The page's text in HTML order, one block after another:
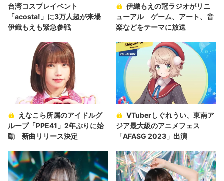
台湾コスプレイベント
「acosta!」に3万人超が来場
伊織もえも緊急参戦
伊織もえの冠ラジオがリニ
ューアル ゲーム、アート、音
楽などをテーマに放送
えなこら所属のアイドルグ
ループ「PPE41」2年ぶりに始
動 新曲リリース決定
VTuberしぐれうい、東南ア
ジア最大級のアニメフェス
「AFASG 2023」出演